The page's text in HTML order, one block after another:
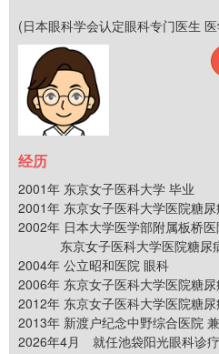
(日本眼科学会认定眼科专门医生
经历
2001年 东京女子医科大学 毕业
2001年 东京女子医科大学医院糖
2002年 日本大学医学部附属板桥
东京女子医科大学医院糖尿
2004年 公立昭和医院 眼科
2006年 东京女子医科大学医院糖
2012年 东京女子医科大学医院糖
2013年 新渡户纪念中野综合医院
2026年4月 就任池袋阳光眼科诊